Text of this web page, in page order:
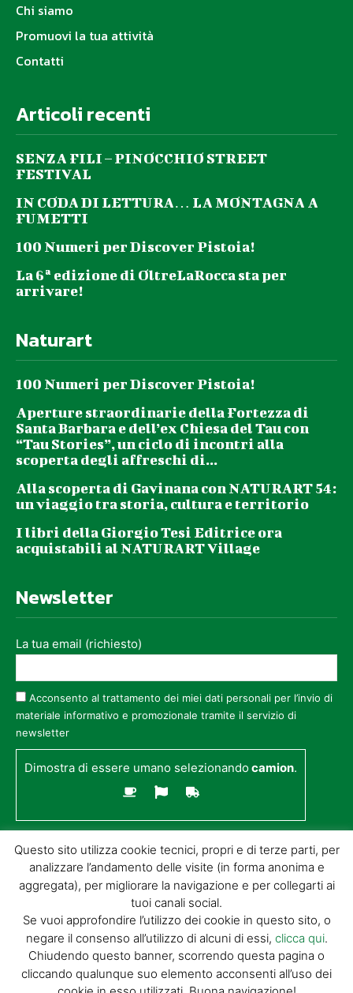
Chi siamo
Promuovi la tua attività
Contatti
Articoli recenti
SENZA FILI – PINOCCHIO STREET
FESTIVAL
IN CODA DI LETTURA… LA MONTAGNA A
FUMETTI
100 Numeri per Discover Pistoia!
La 6ª edizione di OltreLaRocca sta per
arrivare!
Naturart
100 Numeri per Discover Pistoia!
Aperture straordinarie della Fortezza di
Santa Barbara e dell’ex Chiesa del Tau con
“Tau Stories”, un ciclo di incontri alla
scoperta degli affreschi di...
Alla scoperta di Gavinana con NATURART 54:
un viaggio tra storia, cultura e territorio
I libri della Giorgio Tesi Editrice ora
acquistabili al NATURART Village
Newsletter
La tua email (richiesto)
Acconsento al trattamento dei miei dati personali per l’invio di
materiale informativo e promozionale tramite il servizio di
newsletter
Dimostra di essere umano selezionandocamion.
© GIORGIO TESI EDITRICE S.R.L. | P.IVA
01732650476 | VIA DI BADIA 14 – 51100 LOC.
BOTTEGONE (PISTOIA) |POWERED BY
ALLYMIND
Questo sito utilizza cookie tecnici, propri e di terze parti, per
analizzare l’andamento delle visite (in forma anonima e
aggregata), per migliorare la navigazione e per collegarti ai
tuoi canali social.
Se vuoi approfondire l’utilizzo dei cookie in questo sito, o
negare il consenso all’utilizzo di alcuni di essi, clicca qui.
Chiudendo questo banner, scorrendo questa pagina o
cliccando qualunque suo elemento acconsenti all’uso dei